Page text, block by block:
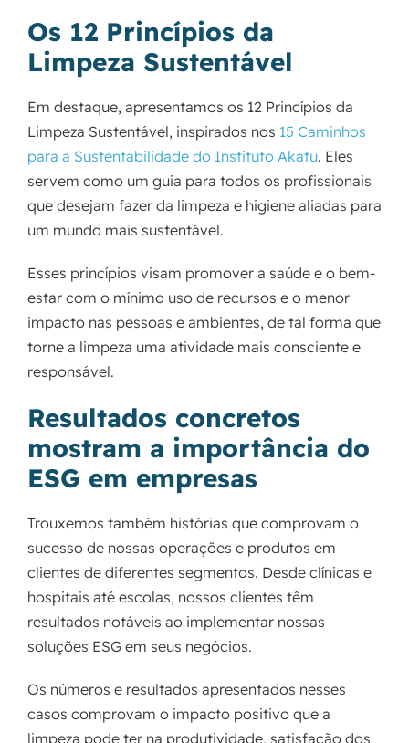
Os 12 Princípios da
Limpeza Sustentável
Em destaque, apresentamos os 12 Princípios da
Limpeza Sustentável, inspirados nos 15 Caminhos
para a Sustentabilidade do Instituto Akatu. Eles
servem como um guia para todos os profissionais
que desejam fazer da limpeza e higiene aliadas para
um mundo mais sustentável.
Esses princípios visam promover a saúde e o bem-
estar com o mínimo uso de recursos e o menor
impacto nas pessoas e ambientes, de tal forma que
torne a limpeza uma atividade mais consciente e
responsável.
Resultados concretos
mostram a importância do
ESG em empresas
Trouxemos também histórias que comprovam o
sucesso de nossas operações e produtos em
clientes de diferentes segmentos. Desde clínicas e
hospitais até escolas, nossos clientes têm
resultados notáveis ao implementar nossas
soluções ESG em seus negócios.
Os números e resultados apresentados nesses
casos comprovam o impacto positivo que a
limpeza pode ter na produtividade, satisfação dos